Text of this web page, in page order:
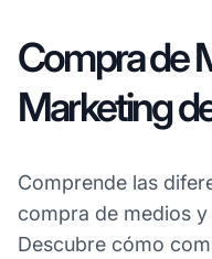
Compra de
Marketing
Comprende las
compra de medios y
Descubre cómo